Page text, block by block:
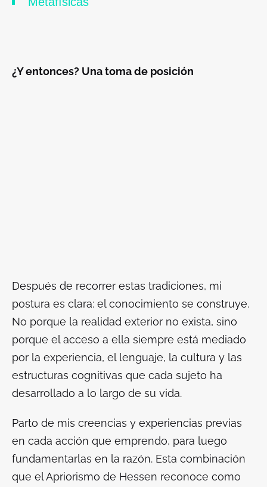
¿Y entonces? Una toma de posición
Después de recorrer estas tradiciones, mi
postura es clara: el conocimiento se construye.
No porque la realidad exterior no exista, sino
porque el acceso a ella siempre está mediado
por la experiencia, el lenguaje, la cultura y las
estructuras cognitivas que cada sujeto ha
desarrollado a lo largo de su vida.
Parto de mis creencias y experiencias previas
en cada acción que emprendo, para luego
fundamentarlas en la razón. Esta combinación
que el Apriorismo de Hessen reconoce como